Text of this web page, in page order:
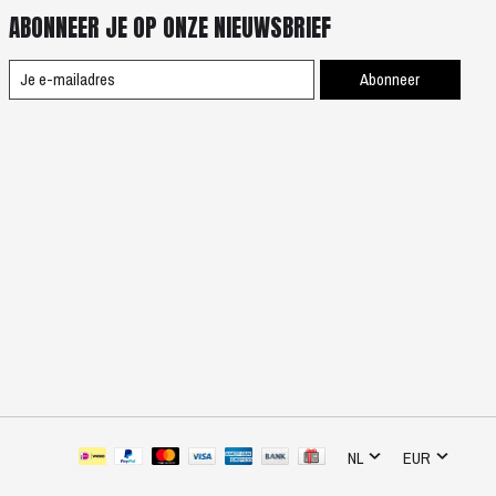
ABONNEER JE OP ONZE NIEUWSBRIEF
Abonneer
NL EUR